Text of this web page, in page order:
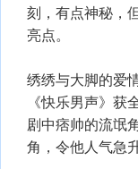
刻，有点神秘，
亮点。
绣绣与大脚的爱
《快乐男声》
剧中痞帅的流氓
角，令他人气急